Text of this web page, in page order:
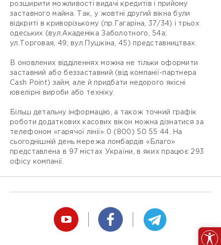
розширити можливості видачі кредитів і прийому
заставного майна. Так, у жовтні другий вікна були
відкриті в криворізькому (пр.Гагаріна, 37/34) і трьох
одеських (вул.Академіка Заболотного, 54а;
ул.Торговая, 49; вул.Пушкіна, 45) представництвах.
В оновлених відділеннях можна не тільки оформити
заставний або беззаставний (від компанії-партнера
Cash Point) займ, але й придбати недорого якісні
ювелірні вироби або техніку.
Більш детальну інформацію, а також точний графік
роботи додаткових касових вікон можна дізнатися за
телефоном «гарячої лінії» 0 (800) 50 55 44. На
сьогоднішній день мережа ломбардів «Благо»
представлена в 97 містах України, в яких працює 293
офісу компанії.